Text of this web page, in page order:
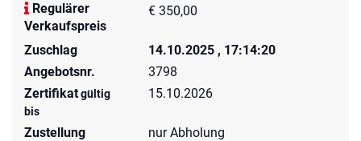
Regulärer
Verkaufspreis
€ 350,00
Zuschlag
14.10.2025 , 17:14:20
Angebotsnr.
3798
Zertifikatgültig
bis
15.10.2026
Zustellung
nur Abholung